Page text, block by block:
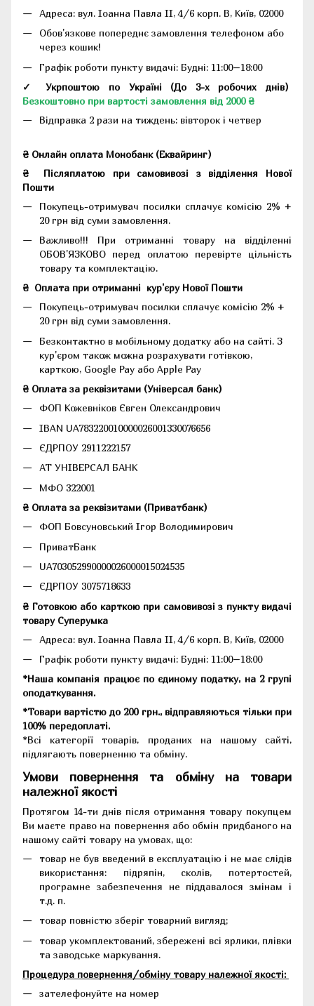
Адреса: вул. Іоанна Павла II, 4/6 корп. В, Київ, 02000
Обов'язкове попереднє замовлення телефоном або
через кошик!
Графік роботи пункту видачі: Будні: 11:00–18:00
✓ Укрпоштою по Україні (До 3-х робочих днів)
Безкоштовно при вартості замовлення від 2000 ₴
Відправка 2 рази на тиждень: вівторок і четвер
₴ Онлайн оплата Монобанк (Еквайринг)
₴
Післяплатою при самовивозі з відділення Нової
Пошти
Покупець-отримувач посилки сплачує комісію 2% +
20 грн від суми замовлення.
Важливо!!! При отриманні товару на відділенні
ОБОВ'ЯЗКОВО перед оплатою перевірте цільність
товару та комплектацію.
₴ Оплата при отриманні кур'єру Нової Пошти
Покупець-отримувач посилки сплачує комісію 2% +
20 грн від суми замовлення.
Безконтактно в мобільному додатку або на сайті. З
кур'єром також можна розрахувати готівкою,
карткою, Google Pay або Apple Pay
₴ Оплата за реквізитами (Універсал банк)
ФОП Кожевніков Євген Олександрович
IBAN UA783220010000026001330076656
ЄДРПОУ 2911222157
АТ УНІВЕРСАЛ БАНК
МФО 322001
₴ Оплата за реквізитами (Приватбанк)
ФОП Бовсуновський Ігор Володимирович
ПриватБанк
UA703052990000026000015024535
ЄДРПОУ 3075718633
₴ Готовкою або карткою при самовивозі з пункту видачі
товару Суперумка
Адреса: вул. Іоанна Павла II, 4/6 корп. В, Київ, 02000
Графік роботи пункту видачі: Будні: 11:00–18:00
*Наша компанія працює по єдиному податку, на 2 групі
оподаткування.
*Товари вартістю до 200 грн., відправляються тільки при
100% передоплаті.
*Всі категорії товарів, проданих на нашому сайті,
підлягають поверненню та обміну.
Умови повернення та обміну на товари
належної якості
Протягом 14-ти днів після отримання товару покупцем
Ви маєте право на повернення або обмін придбаного на
нашому сайті товару на умовах, що:
товар не був введений в експлуатацію і не має слідів
використання: підряпін, сколів, потертостей,
програмне забезпечення не піддавалося змінам і
т.д. п.
товар повністю зберіг товарний вигляд;
товар укомплектований, збережені всі ярлики, плівки
та заводське маркування.
Процедура повернення/обміну товару належної якості:
зателефонуйте на номер